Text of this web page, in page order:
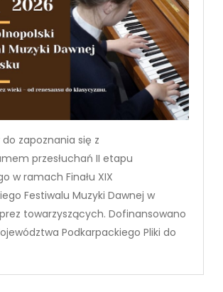
zapoznania się z
przesłuchań II etapu
w ramach Finału XIX
Festiwalu Muzyki Dawnej w
towarzyszących. Dofinansowano
Podkarpackiego Pliki do